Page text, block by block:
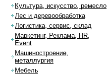
Культура, искусство, ремесло
Лес и деревообработка
Логистика, сервис, склад
Маркетинг, Реклама, HR,
Event
Машиностроение,
металлургия
Мебель